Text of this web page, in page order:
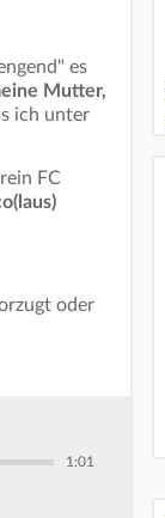
es
Mutter,
ich unter
FC
oder
1:01